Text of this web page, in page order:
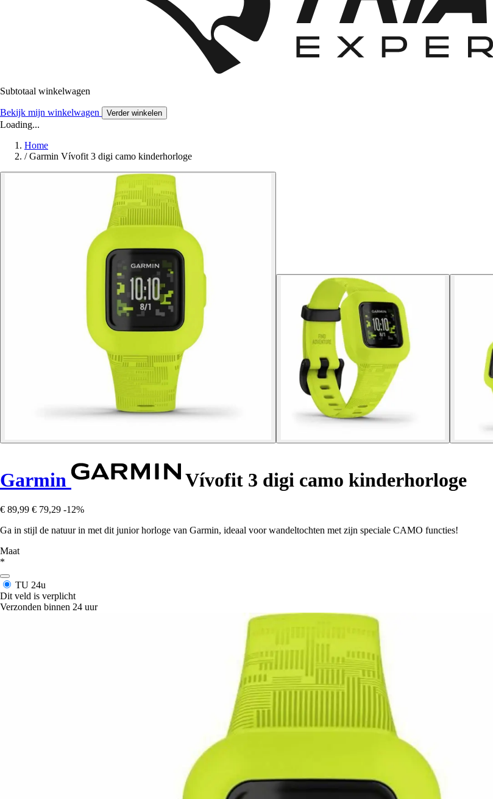
Subtotaal winkelwagen
Bekijk mijn winkelwagen Verder winkelen
Loading...
Home
/ Garmin Vívofit 3 digi camo kinderhorloge
Garmin Vívofit 3 digi camo kinderhorloge
€ 89,99 € 79,29 -12%
Ga in stijl de natuur in met dit junior horloge van Garmin, ideaal voor wandeltochten met zijn speciale CAMO functies!
Maat
*
TU 24u
Dit veld is verplicht
Verzonden binnen 24 uur